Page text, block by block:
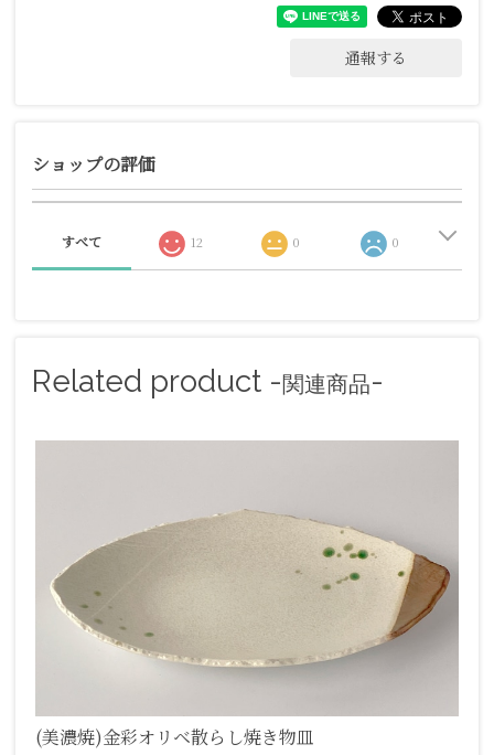
通報する
ショップの評価
すべて 12 0 0
Related product -関連商品-
(美濃焼)金彩オリベ散らし焼き物皿